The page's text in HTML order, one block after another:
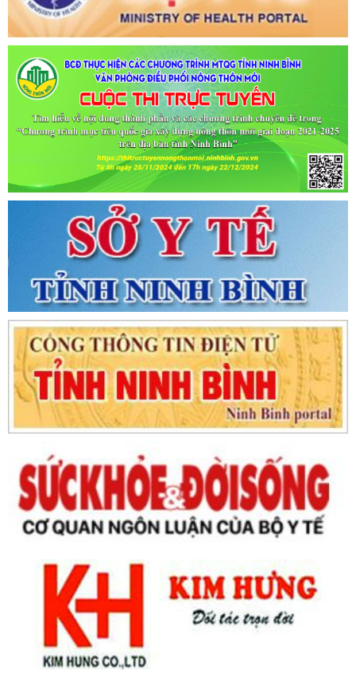
Tên:(CẬP NHẬT DANH SÁCH CÁC ĐỊA ĐIỂM NGUY CƠ CẦN
KHAI BÁO Y TẾ THEO THÔNG BÁO KHẨN CỦA BỘ Y TẾ)
Ngày ban hành: (02/07/2021) -Ngày hiệu lực: (02/07/2021)